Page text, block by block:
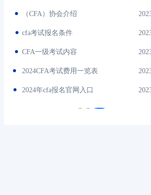
（CFA）协会介绍
cfa考试报名条件
CFA一级考试内容
2024CFA考试费用一览表
2024年cfa报名官网入口